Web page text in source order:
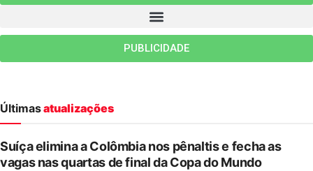
PUBLICIDADE
Últimasatualizações
Suíça elimina a Colômbia nos pênaltis e fecha as
vagas nas quartas de final da Copa do Mundo